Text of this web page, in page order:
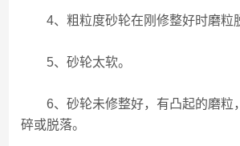
4、粗粒度砂轮在刚修整好时磨粒
5、砂轮太软。
6、砂轮未修整好，有凸起的磨粒
碎或脱落。